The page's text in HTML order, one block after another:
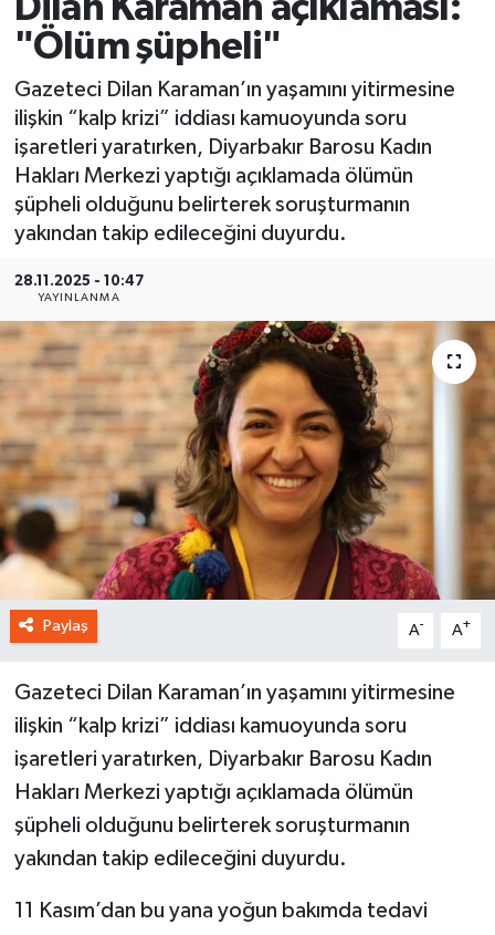
Dilan Karaman açıklaması:
"Ölüm şüpheli"
Gazeteci Dilan Karaman’ın yaşamını yitirmesine
ilişkin “kalp krizi” iddiası kamuoyunda soru
işaretleri yaratırken, Diyarbakır Barosu Kadın
Hakları Merkezi yaptığı açıklamada ölümün
şüpheli olduğunu belirterek soruşturmanın
yakından takip edileceğini duyurdu.
28.11.2025 - 10:47
YAYINLANMA
Paylaş A- A+
Gazeteci Dilan Karaman’ın yaşamını yitirmesine
ilişkin “kalp krizi” iddiası kamuoyunda soru
işaretleri yaratırken, Diyarbakır Barosu Kadın
Hakları Merkezi yaptığı açıklamada ölümün
şüpheli olduğunu belirterek soruşturmanın
yakından takip edileceğini duyurdu.
11 Kasım’dan bu yana yoğun bakımda tedavi